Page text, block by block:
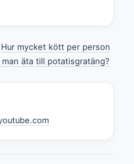
Hur mycket kött per person
man äta till potatisgratäng?